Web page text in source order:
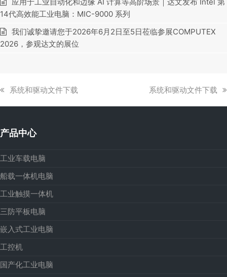
14代高效能工业电脑：MIC-9000 系列
我们诚挚邀请您于2026年6月2日至5日莅临参展COMPUTEX
2026，参观达文的展位
上
章:
系统和驱动文件下载
下
系统和驱动文件下载
产品中心
工业车载电脑
船载一体机电脑
工业触摸一体机
三防平板电脑
嵌入式工业电脑
工控机
国产化工业电脑